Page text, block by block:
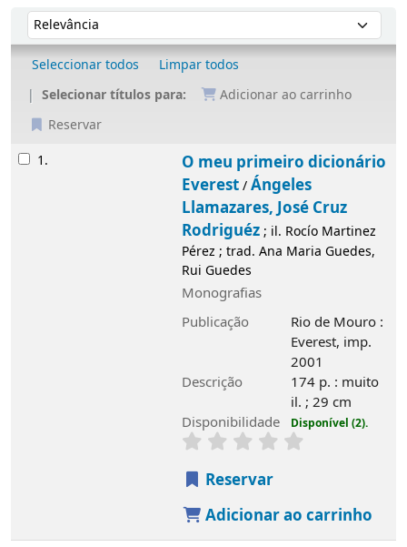
Ordenar
Ordenar por:
Seleccionar todos
Limpar todos
Selecionar títulos para:
Adicionar ao carrinho
Reservar
Resultados
1.
O meu primeiro dicionário
Everest/Ángeles
Llamazares, José Cruz
Rodriguéz; il. Rocío Martinez
Pérez ; trad. Ana Maria Guedes,
Rui Guedes
Monografias
Publicação
Rio de Mouro :
Everest, imp.
2001
Descrição
174 p. : muito
il. ; 29 cm
Disponibilidade
Disponível (2).
Reservar
Adicionar ao carrinho